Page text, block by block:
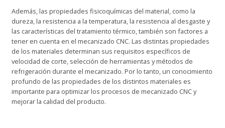
Además, las propiedades fisicoquímicas del material, como la
dureza, la resistencia a la temperatura, la resistencia al desgaste y
las características del tratamiento térmico, también son factores a
tener en cuenta en el mecanizado CNC. Las distintas propiedades
de los materiales determinan sus requisitos específicos de
velocidad de corte, selección de herramientas y métodos de
refrigeración durante el mecanizado. Por lo tanto, un conocimiento
profundo de las propiedades de los distintos materiales es
importante para optimizar los procesos de mecanizado CNC y
mejorar la calidad del producto.